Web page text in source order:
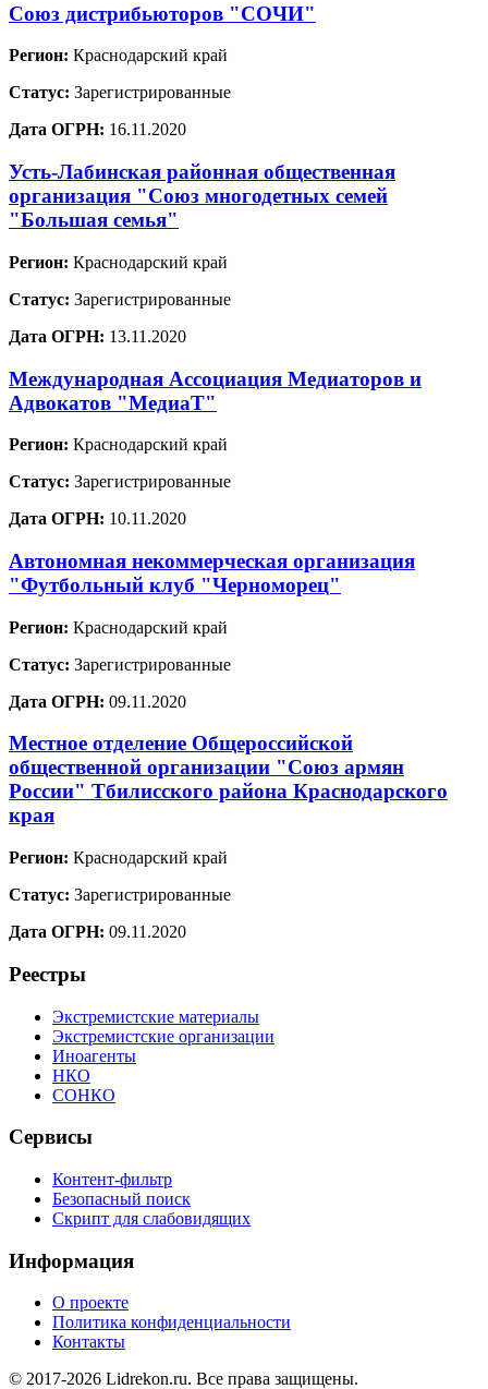
Союз дистрибьюторов "СОЧИ"
Регион: Краснодарский край
Статус: Зарегистрированные
Дата ОГРН: 16.11.2020
Усть-Лабинская районная общественная
организация "Союз многодетных семей
"Большая семья"
Регион: Краснодарский край
Статус: Зарегистрированные
Дата ОГРН: 13.11.2020
Международная Ассоциация Медиаторов и
Адвокатов "МедиаТ"
Регион: Краснодарский край
Статус: Зарегистрированные
Дата ОГРН: 10.11.2020
Автономная некоммерческая организация
"Футбольный клуб "Черноморец"
Регион: Краснодарский край
Статус: Зарегистрированные
Дата ОГРН: 09.11.2020
Местное отделение Общероссийской
общественной организации "Союз армян
России" Тбилисского района Краснодарского
края
Регион: Краснодарский край
Статус: Зарегистрированные
Дата ОГРН: 09.11.2020
Реестры
Экстремистские материалы
Экстремистские организации
Иноагенты
НКО
СОНКО
Сервисы
Контент-фильтр
Безопасный поиск
Скрипт для слабовидящих
Информация
О проекте
Политика конфиденциальности
Контакты
© 2017-2026 Lidrekon.ru. Все права защищены.